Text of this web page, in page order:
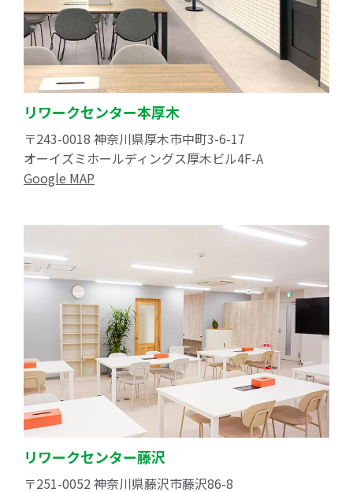
リワークセンター本厚木
〒243-0018 神奈川県厚木市中町3-6-17
オーイズミホールディングス厚木ビル4F-A
Google MAP
リワークセンター藤沢
〒251-0052 神奈川県藤沢市藤沢86-8